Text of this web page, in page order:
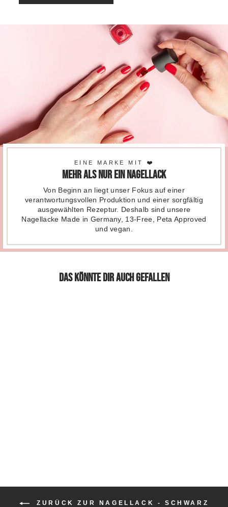
EINE MARKE MIT ❤️
Mehr als nur ein Nagellack
Von Beginn an liegt unser Fokus auf einer
verantwortungsvollen Produktion und einer sorgfältig
ausgewählten Rezeptur. Deshalb sind unsere
Nagellacke Made in Germany, 13-Free, Peta Approved
und vegan.
Das könnte dir auch gefallen
ZURÜCK ZUR NAGELLACK - SCHWARZ